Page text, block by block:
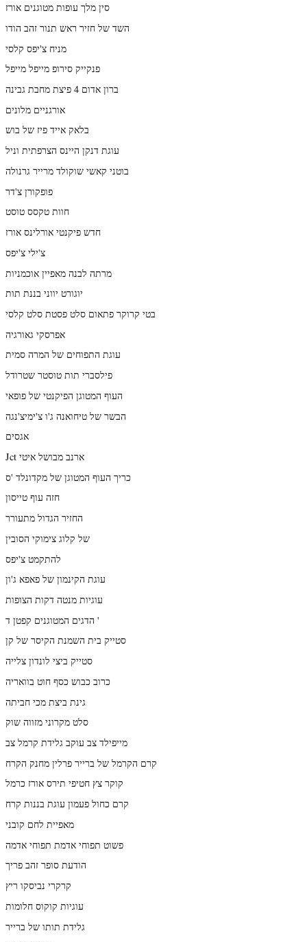
סין מלך עופות מטוגנים אורז
השד של חזיר ראש תנור זהב הודו
מניח צ'יפס קלסי
פנקייק סירופ מייפל מייפל
ברון אדום 4 פיצת מחבת גבינה
אורגניים מלונים
בלאק אייד פיז של בוש
עוגת דנקן היינס הצרפתית וניל
בוטני קאשי שוקולד מרייר גרנולה
פופקורן צ'דר
חוות טקסס טוסט
חדש פיקנטי אורלינס אורז
צ'ילי צ'יפס
מרתה לבנה מאפיין אוכמניות
יוגורט יווני בננת תות
בטי קרוקר פתאום סלט פסטת סלט קלסי
אפרסקי גאורגיה
עוגת התפוחים של המרה סמית
פילסברי תות טוסטר שטרודל
העוף המטוגן הפיקנטי של פופאי
הבשר של טיחואנה ג'ו צ'ימיצ'נגה
אגסים
Jct ארנב מבושל איטי
כריך העוף המטוגן של מקדונלד 'ס
חזה עוף טייסון
החזיר הגדול מתעורר
של קלוג צימוקי הסובין
להתקמט צ'יפס
עוגת הקינמון של פאפא ג'ון
עוגיות מנטה דקות הצופות
הדגים המטוגנים קפטן ד '
סטייק בית השמנת הקיסר של קן
סטייק ביצי לונדון צלייה
כרוב כבוש כסף חוט בוואריה
גינת ביצת מכי חביתה
סלט מקרוני מזווה שוק
מייפילד צב עוקב גלידת קרמל צב
קרם הקרמל של ברייר פרלין מחנק הקרח
קוקר צץ חטיפי תירס אורז כרמל
קרם כחול פעמון עוגת בננות קרח
מאפיית לחם קובני
פשוט תפוחי אדמת תפוחי אדמה
הודעת סופר זהב פריך
קרקרי נביסקו ריץ
עוגיות קוקוס חלומות
גלידת תותו של ברייר